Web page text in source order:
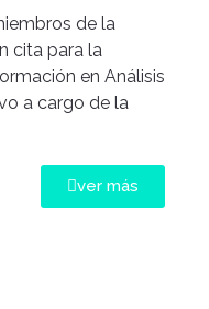
de la
cita para la
en Análisis
a cargo de la
ver más